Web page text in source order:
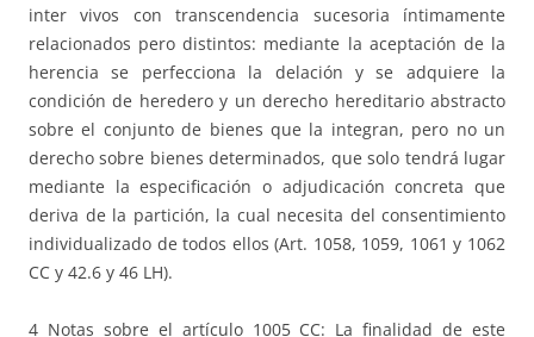
inter vivos con transcendencia sucesoria íntimamente
relacionados pero distintos: mediante la aceptación de la
herencia se perfecciona la delación y se adquiere la
condición de heredero y un derecho hereditario abstracto
sobre el conjunto de bienes que la integran, pero no un
derecho sobre bienes determinados, que solo tendrá lugar
mediante la especificación o adjudicación concreta que
deriva de la partición, la cual necesita del consentimiento
individualizado de todos ellos (Art. 1058, 1059, 1061 y 1062
CC y 42.6 y 46 LH).
4 Notas sobre el artículo 1005 CC: La finalidad de este